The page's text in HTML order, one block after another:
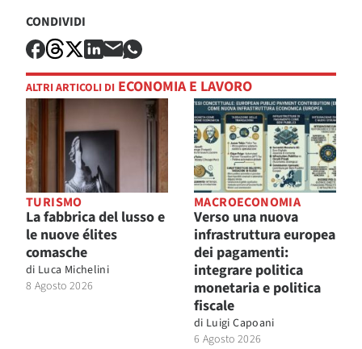
CONDIVIDI
ALTRI ARTICOLI DI ECONOMIA E LAVORO
TURISMO
La fabbrica del lusso e
le nuove élites
comasche
di Luca Michelini
8 Agosto 2026
MACROECONOMIA
Verso una nuova
infrastruttura europea
dei pagamenti:
integrare politica
monetaria e politica
fiscale
di Luigi Capoani
6 Agosto 2026